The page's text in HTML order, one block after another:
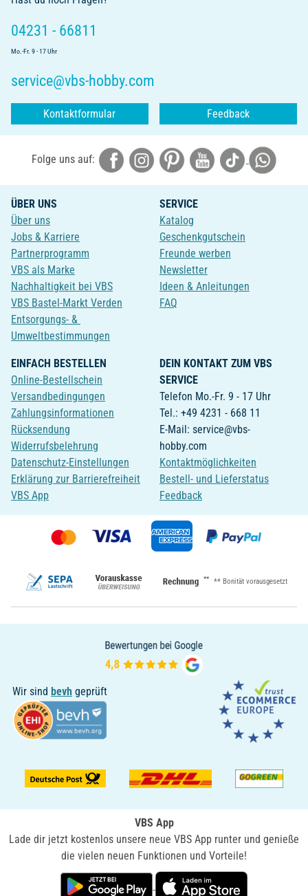
04231 - 66811
Mo.-Fr. 9 - 17 Uhr
service@vbs-hobby.com
Kontaktformular Feedback
Folge uns auf:
ÜBER UNS
Über uns
Jobs & Karriere
Partnerprogramm
VBS als Marke
Nachhaltigkeit bei VBS
VBS Bastel-Markt Verden
Entsorgungs- &
Umweltbestimmungen
SERVICE
Katalog
Geschenkgutschein
Freunde werben
Newsletter
Ideen & Anleitungen
FAQ
EINFACH BESTELLEN
Online-Bestellschein
Versandbedingungen
Zahlungsinformationen
Rücksendung
Widerrufsbelehrung
Datenschutz-Einstellungen
Erklärung zur Barrierefreiheit
VBS App
DEIN KONTAKT ZUM VBS
SERVICE
Telefon Mo.-Fr. 9 - 17 Uhr
Tel.: +49 4231 - 668 11
E-Mail: service@vbs-
hobby.com
Kontaktmöglichkeiten
Bestell- und Lieferstatus
Feedback
** ** Bonität vorausgesetzt
Wir sind bevh geprüft
VBS App
Lade dir jetzt kostenlos unsere neue VBS App runter und genieße
die vielen neuen Funktionen und Vorteile!